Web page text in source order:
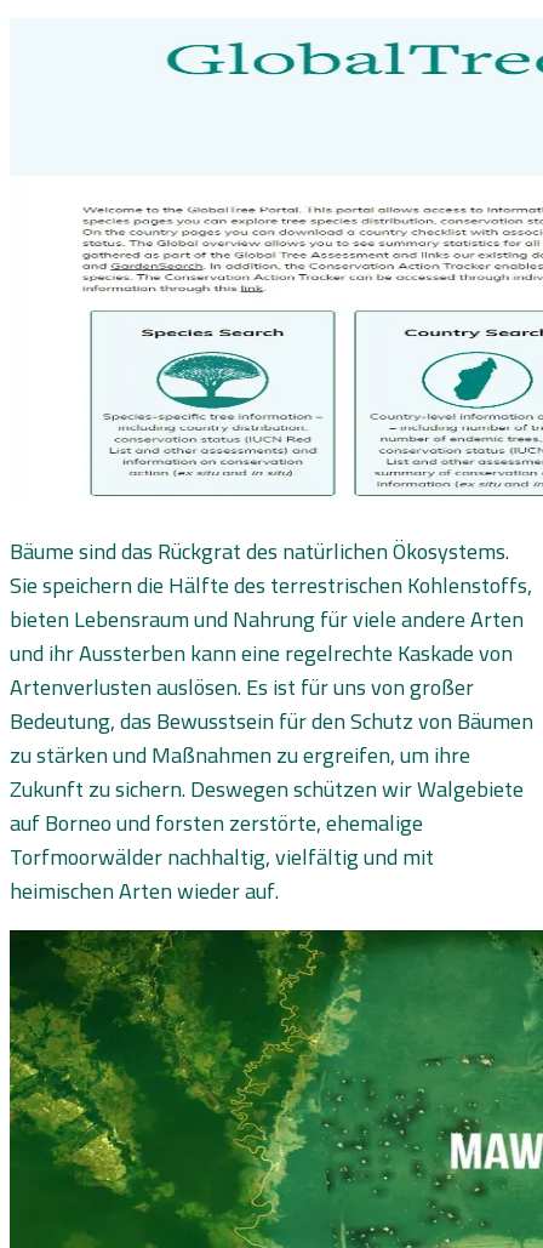
Bäume sind das Rückgrat des natürlichen Ökosystems.
Sie speichern die Hälfte des terrestrischen Kohlenstoffs,
bieten Lebensraum und Nahrung für viele andere Arten
und ihr Aussterben kann eine regelrechte Kaskade von
Artenverlusten auslösen. Es ist für uns von großer
Bedeutung, das Bewusstsein für den Schutz von Bäumen
zu stärken und Maßnahmen zu ergreifen, um ihre
Zukunft zu sichern. Deswegen schützen wir Walgebiete
auf Borneo und forsten zerstörte, ehemalige
Torfmoorwälder nachhaltig, vielfältig und mit
heimischen Arten wieder auf.